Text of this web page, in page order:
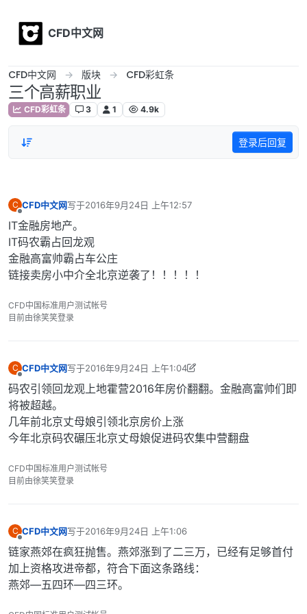
CFD中文网
CFD中文网 版块 CFD彩虹条
三个高薪职业
CFD彩虹条 3 1 4.9k
登录后回复
C
离线
CFD中文网写于2016年9月24日 上午12:57
最后由 编辑
IT金融房地产。
IT码农霸占回龙观
金融高富帅霸占车公庄
链接卖房小中介全北京逆袭了！！！！！
CFD中国标准用户测试帐号
目前由徐笑笑登录
C
离线
CFD中文网写于2016年9月24日 上午1:04
最后由 CFD中文网 编辑 2016年9月24日 上午9:11
码农引领回龙观上地霍营2016年房价翻翻。金融高富帅们即
将被超越。
几年前北京丈母娘引领北京房价上涨
今年北京码农碾压北京丈母娘促进码农集中营翻盘
CFD中国标准用户测试帐号
目前由徐笑笑登录
C
离线
CFD中文网写于2016年9月24日 上午1:06
最后由 编辑
链家燕郊在疯狂抛售。燕郊涨到了二三万，已经有足够首付
加上资格攻进帝都，符合下面这条路线：
燕郊—五四环—四三环。